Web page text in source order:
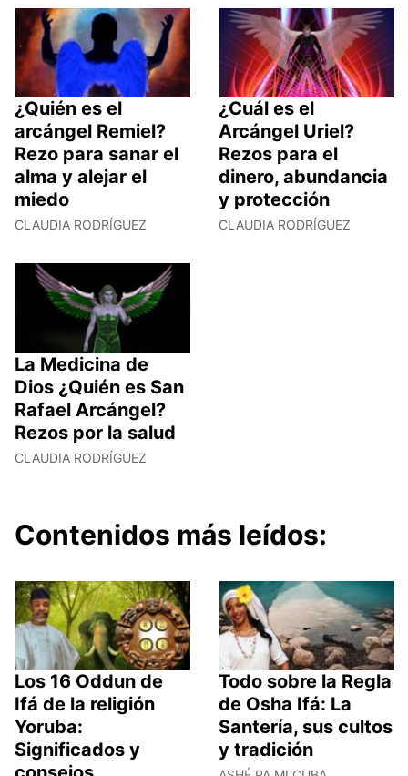
¿Quién es el
arcángel Remiel?
Rezo para sanar el
alma y alejar el
miedo
CLAUDIA RODRÍGUEZ
¿Cuál es el
Arcángel Uriel?
Rezos para el
dinero, abundancia
y protección
CLAUDIA RODRÍGUEZ
La Medicina de
Dios ¿Quién es San
Rafael Arcángel?
Rezos por la salud
CLAUDIA RODRÍGUEZ
Contenidos más leídos:
Los 16 Oddun de
Ifá de la religión
Yoruba:
Significados y
Todo sobre la Regla
de Osha Ifá: La
Santería, sus cultos
y tradición